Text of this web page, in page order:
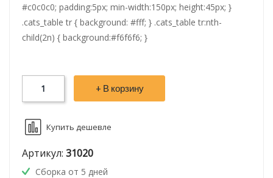
#c0c0c0; padding:5px; min-width:150px; height:45px; }
.cats_table tr { background: #fff; } .cats_table tr:nth-
child(2n) { background:#f6f6f6; }
+ В корзину
Купить дешевле
Артикул: 31020
Сборка от 5 дней